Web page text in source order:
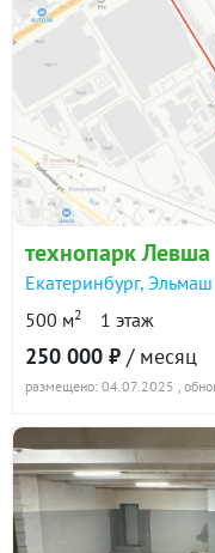
технопарк Левша
Екатеринбург, Эльмаш
500 м2 1 этаж
250 000 ₽ / месяц
размещено: 04.07.2025 ,